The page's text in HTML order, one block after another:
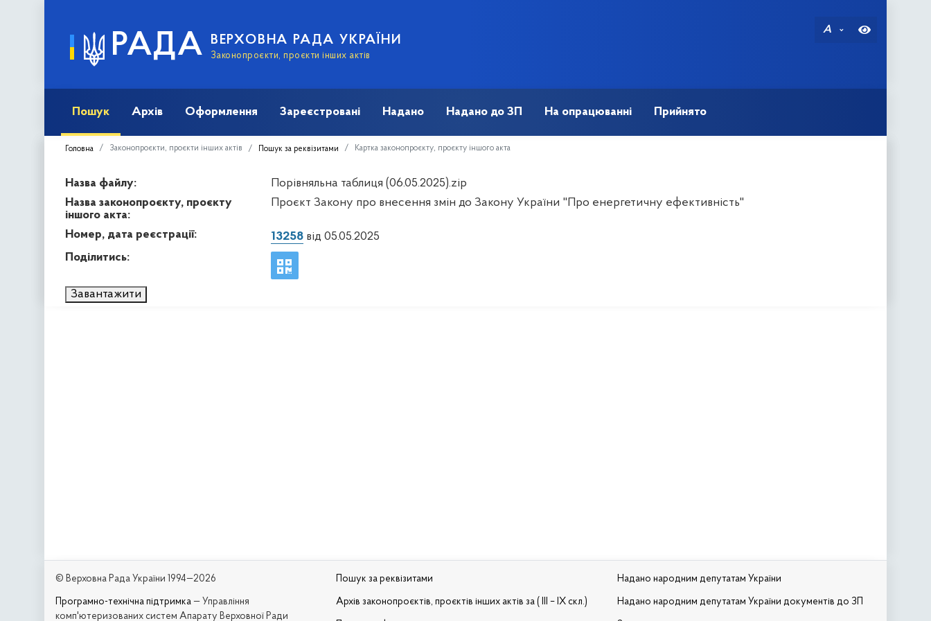
РАДА ВЕРХОВНА РАДА УКРАЇНИ
Законопроєкти, проєкти інших актів
A
Пошук Архів Оформлення Зареєстровані Надано Надано до ЗП На опрацюванні Прийнято
Головна Законопроєкти, проєкти інших актів Пошук за реквізитами Картка законопроєкту, проєкту іншого акта
Назва файлу:
Порівняльна таблиця (06.05.2025).zip
Назва законопроєкту, проєкту
іншого акта:
Проєкт Закону про внесення змін до Закону України "Про енергетичну ефективність"
Номер, дата реєстрації: 13258від 05.05.2025
Поділитись:
Завантажити
© Верховна Рада України 1994—2026
Програмно-технічна підтримка — Управління
комп'ютеризованих систем Апарату Верховної Ради
Пошук за реквізитами
Архів законопроєктів, проєктів інших актів за ( III – IX скл.)
Надано народним депутатам України
Надано народним депутатам України документів до ЗП